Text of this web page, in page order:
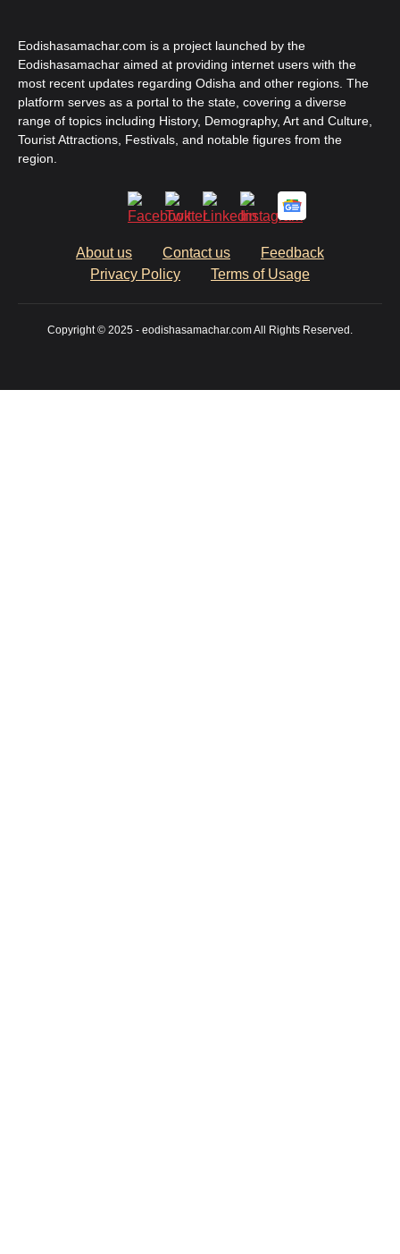
Eodishasamachar.com is a project launched by the
Eodishasamachar aimed at providing internet users with the
most recent updates regarding Odisha and other regions. The
platform serves as a portal to the state, covering a diverse
range of topics including History, Demography, Art and Culture,
Tourist Attractions, Festivals, and notable figures from the
region.
About us Contact us
Feedback
Privacy Policy
Terms of Usage
Copyright © 2025 - eodishasamachar.com All Rights Reserved.